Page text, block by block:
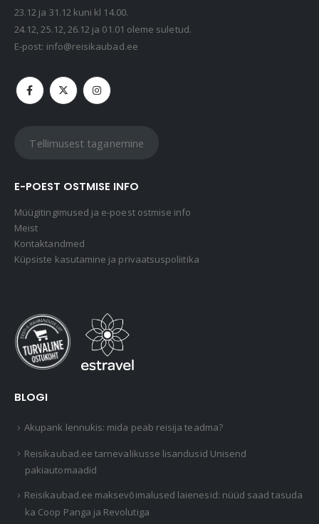
23.12 ja 31.12 kuni kl 14.00.
24.12, 25.12, 26.12 ja 01.01 oleme suletud.
E-post: info@reisikaubad.ee
Tellimusest taganemine
E-POEST OSTMISE INFO
Müügitingimused ja e-poest ostmise info
Meist
Kontaktandmed
Küpsiste kasutamine ja privaatsuspoliitika
BLOGI
Akupank lennukis: mida peab reisija teadma?
Reisikaubad.ee tarnevalikusse lisandusid Unisend
pakiautomaadid
Reisikaubad.ee maksevõimalused laienesid: nüüd saad tasuda
ka Coop Panga ja Revolutiga